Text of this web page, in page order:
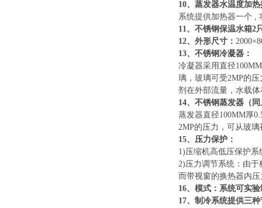
10、蒸发器水温度加
系统提供加热器一个 ,
11、不锈钢保温水箱2
12、外形尺寸：
13、不锈钢冷凝器：
冷凝器采用直径
璃，玻璃可受2MP的
剂在外部流量，水载
14、不锈钢蒸发器（
蒸发器直径100MM厚
2MP的压力，可从玻
15、压力保护：
1)压缩机高低压保护
2)压力调节系统：由
而带视窗的换热器内
16、模式：系统可实
17、制冷系统提供三